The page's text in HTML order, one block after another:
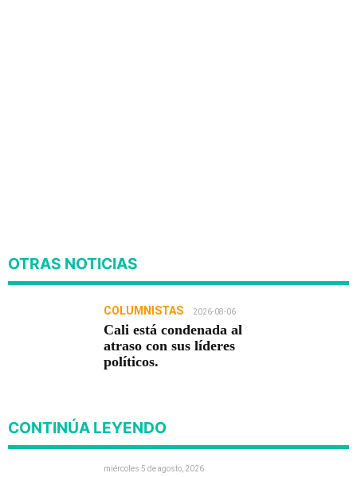
OTRAS NOTICIAS
COLUMNISTAS 2026-08-06
Cali está condenada al
atraso con sus líderes
políticos.
CONTINÚA LEYENDO
miércoles 5 de agosto, 2026